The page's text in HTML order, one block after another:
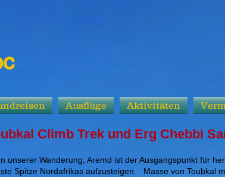
Ausflüge Aktivitäten
Climb Trek und Erg Chebbi
unserer Wanderung, Aremd ist der Ausgangspunkt für
Spitze Nordafrikas aufzusteigen
Masse von Toubkal